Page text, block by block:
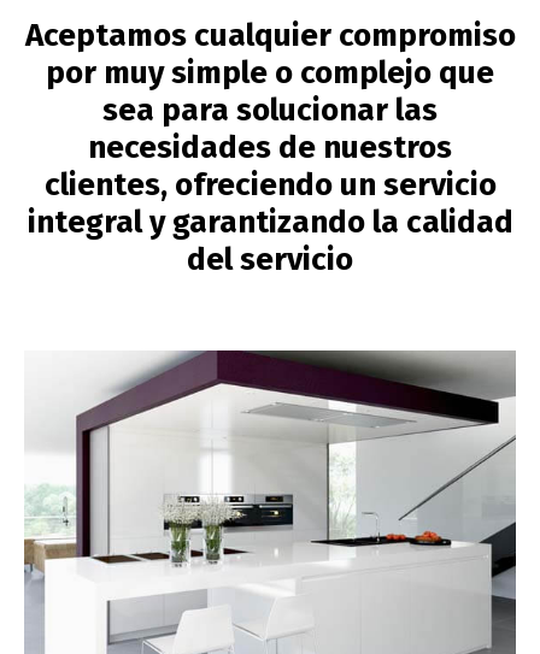
Aceptamos cualquier compromiso
por muy simple o complejo que
sea para solucionar las
necesidades de nuestros
clientes, ofreciendo un servicio
integral y garantizando la calidad
del servicio